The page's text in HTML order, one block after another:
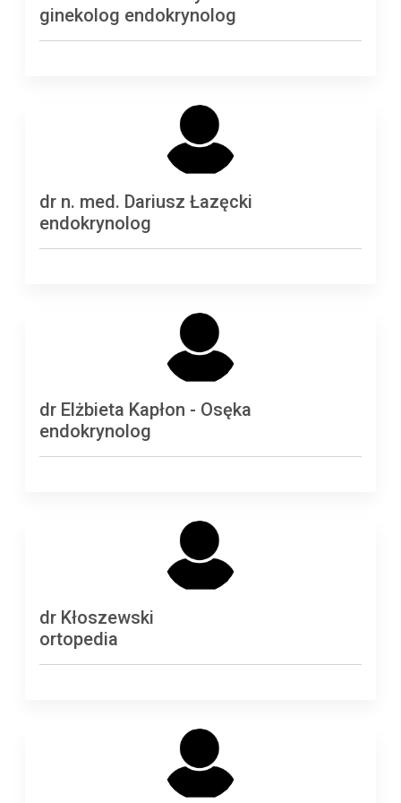
ginekolog endokrynolog
dr n. med. Dariusz Łazęcki
endokrynolog
dr Elżbieta Kapłon - Osęka
endokrynolog
dr Kłoszewski
ortopedia